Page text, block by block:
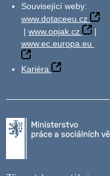
Související weby:
www.dotaceeu.cz
| www.opjak.cz
|
www.ec.europa.eu
Kariéra